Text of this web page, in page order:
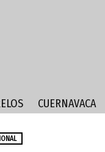
CUERNAVACA